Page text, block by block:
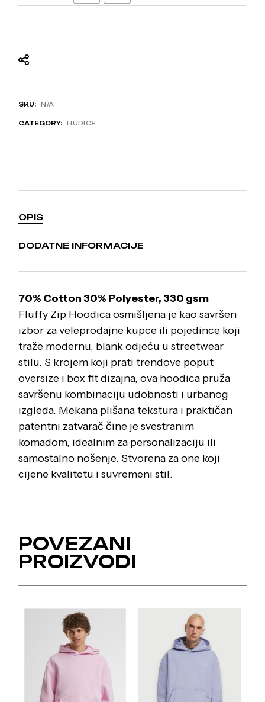
SKU: N/A
CATEGORY: HUDICE
OPIS
DODATNE INFORMACIJE
70% Cotton 30% Polyester, 330 gsm
Fluffy Zip Hoodica osmišljena je kao savršen
izbor za veleprodajne kupce ili pojedince koji
traže modernu, blank odjeću u streetwear
stilu. S krojem koji prati trendove poput
oversize i box fit dizajna, ova hoodica pruža
savršenu kombinaciju udobnosti i urbanog
izgleda. Mekana plišana tekstura i praktičan
patentni zatvarač čine je svestranim
komadom, idealnim za personalizaciju ili
samostalno nošenje. Stvorena za one koji
cijene kvalitetu i suvremeni stil.
POVEZANI
PROIZVODI
Ovaj
ima
mogu
odabrati
stranici
Ovaj
ima
mogu
odabrati
stranici